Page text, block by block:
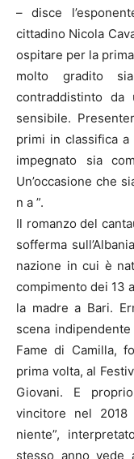
– disce
cittadino Nicola
ospitare per la
molto gradito
contraddistinto
sensibile.
primi in classifica
impegnato sia
Un’occasione che
n a ”.
Il romanzo del
sofferma
nazione in cui è
compimento dei 13
la madre a Bari.
scena
Fame di Camilla,
prima volta, al
Giovani. E
vincitore nel
niente”,
stesso anno vede